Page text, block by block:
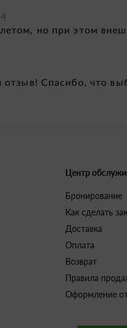
но при этом
Спасибо, что
Центр
Бронирование
Как сделать
Доставка
Оплата
Возврат
Правила
Оформление